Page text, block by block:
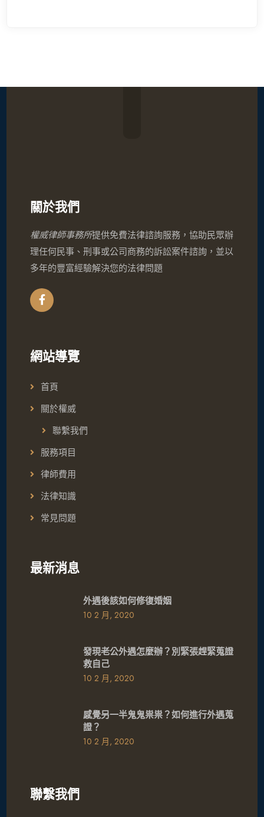
關於我們
權威律師事務所提供免費法律諮詢服務，協助民眾辦
理任何民事、刑事或公司商務的訴訟案件諮詢，並以
多年的豐富經驗解決您的法律問題
網站導覽
首頁
關於權威
聯繫我們
服務項目
律師費用
法律知識
常見問題
最新消息
外遇後該如何修復婚姻
10 2 月, 2020
發現老公外遇怎麼辦？別緊張趕緊蒐證
救自己
10 2 月, 2020
感覺另一半鬼鬼祟祟？如何進行外遇蒐
證？
10 2 月, 2020
聯繫我們